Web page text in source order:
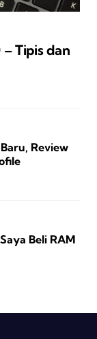
Tipis dan
Review
Beli RAM